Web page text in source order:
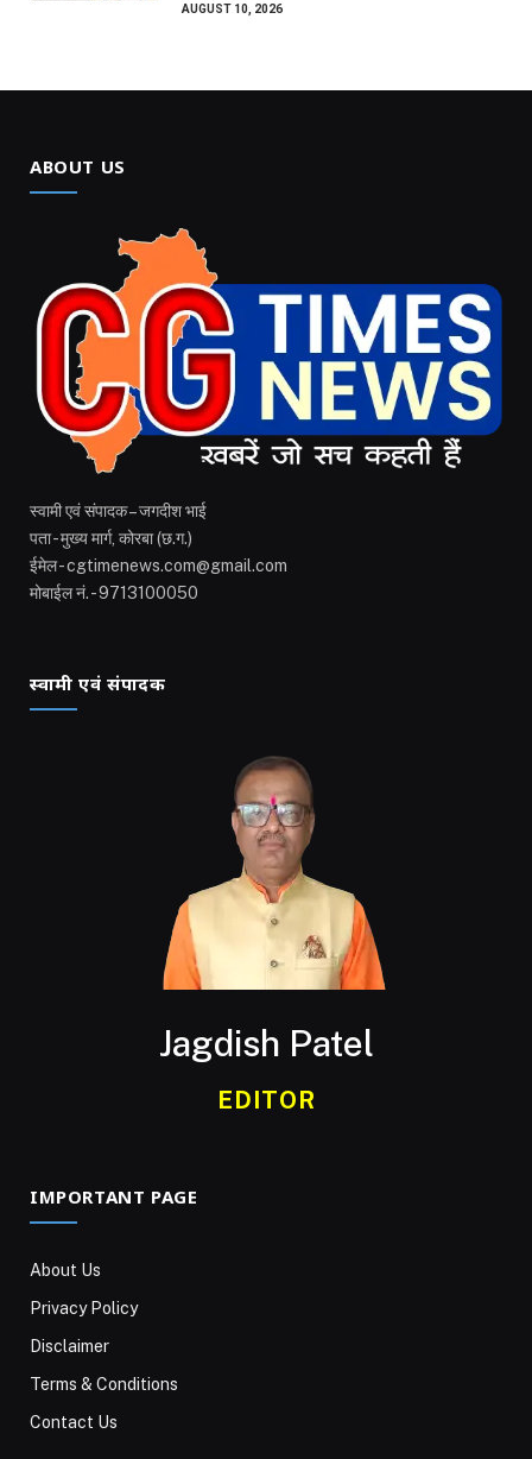
AUGUST 10, 2026
ABOUT US
स्वामी एवं संपादक – जगदीश भाई
पता - मुख्य मार्ग, कोरबा (छ.ग.)
ईमेल - cgtimenews.com@gmail.com
मोबाईल नं. - 9713100050
स्वामी एवं संपादक
Jagdish Patel
EDITOR
IMPORTANT PAGE
About Us
Privacy Policy
Disclaimer
Terms & Conditions
Contact Us